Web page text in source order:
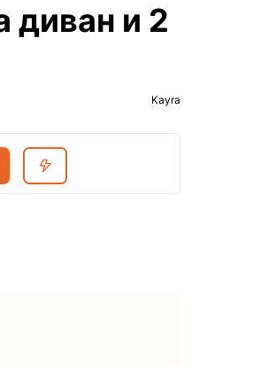
диван и 2
Kayra